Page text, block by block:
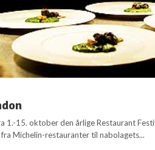
1.-15. oktober den årlige Restaurant
Michelin-restauranter til nabolagets...